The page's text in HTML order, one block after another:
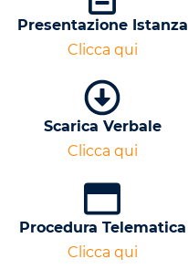
Presentazione Istanza
Clicca qui
Scarica Verbale
Clicca qui
Procedura Telematica
Clicca qui